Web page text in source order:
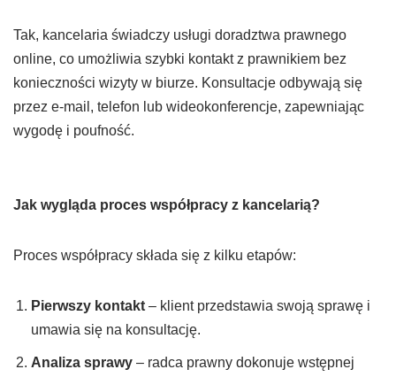
Tak, kancelaria świadczy usługi doradztwa prawnego
online, co umożliwia szybki kontakt z prawnikiem bez
konieczności wizyty w biurze. Konsultacje odbywają się
przez e-mail, telefon lub wideokonferencje, zapewniając
wygodę i poufność.
Jak wygląda proces współpracy z kancelarią?
Proces współpracy składa się z kilku etapów:
Pierwszy kontakt – klient przedstawia swoją sprawę i
umawia się na konsultację.
Analiza sprawy – radca prawny dokonuje wstępnej